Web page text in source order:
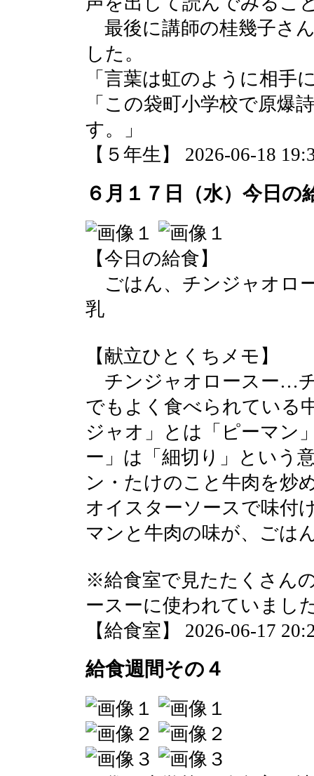
最後に講師の桂幾子さ
した。
「言葉は虹のように相手
「この袋町小学校で原爆
す。」
【５年生】 2026-06-18
６月１７日（水）今日の
【今日の給食】
ごはん、チンジャオロ
乳
【献立ひとくちメモ】
チンジャオロースー…
でもよく食べられている
ジャオ」とは「ピーマン
ー」は「細切り」という
ン・たけのこと牛肉を炒
オイスターソースで味付
マンと牛肉の味が、ごは
※給食室で見たたくさん
ースーに使われていまし
【給食室】 2026-06-17
給食週間その４